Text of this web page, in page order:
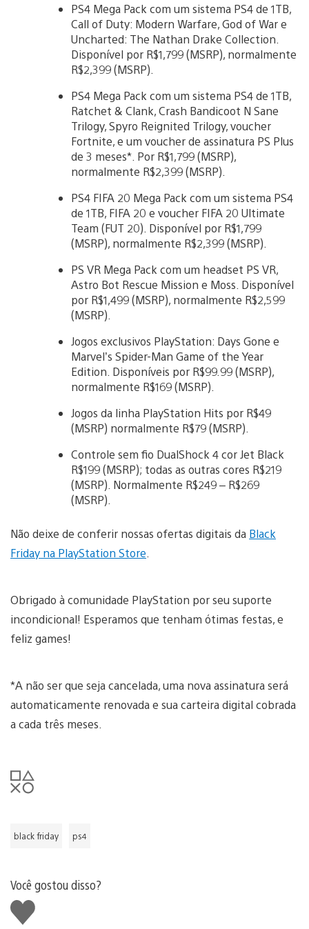
PS4 Mega Pack com um sistema PS4 de 1TB,
Call of Duty: Modern Warfare, God of War e
Uncharted: The Nathan Drake Collection.
Disponível por R$1,799 (MSRP), normalmente
R$2,399 (MSRP).
PS4 Mega Pack com um sistema PS4 de 1TB,
Ratchet & Clank, Crash Bandicoot N Sane
Trilogy, Spyro Reignited Trilogy, voucher
Fortnite, e um voucher de assinatura PS Plus
de 3 meses*. Por R$1,799 (MSRP),
normalmente R$2,399 (MSRP).
PS4 FIFA 20 Mega Pack com um sistema PS4
de 1TB, FIFA 20 e voucher FIFA 20 Ultimate
Team (FUT 20). Disponível por R$1,799
(MSRP), normalmente R$2,399 (MSRP).
PS VR Mega Pack com um headset PS VR,
Astro Bot Rescue Mission e Moss. Disponível
por R$1,499 (MSRP), normalmente R$2,599
(MSRP).
Jogos exclusivos PlayStation: Days Gone e
Marvel’s Spider-Man Game of the Year
Edition. Disponíveis por R$99.99 (MSRP),
normalmente R$169 (MSRP).
Jogos da linha PlayStation Hits por R$49
(MSRP) normalmente R$79 (MSRP).
Controle sem fio DualShock 4 cor Jet Black
R$199 (MSRP); todas as outras cores R$219
(MSRP). Normalmente R$249 – R$269
(MSRP).
Não deixe de conferir nossas ofertas digitais da Black
Friday na PlayStation Store
Obrigado à comunidade PlayStation por seu suporte
incondicional! Esperamos que tenham ótimas festas, e
feliz games!
*A não ser que seja cancelada, uma nova assinatura será
automaticamente renovada e sua carteira digital cobrada
a cada três meses.
black friday ps4
Você gostou disso?
Curtir